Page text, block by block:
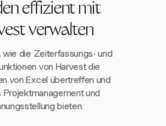
effizient mit
verwalten
wie die Zeiterfassungs- und
von Harvest die
von Excel übertreffen und
Projektmanagement und
bieten.